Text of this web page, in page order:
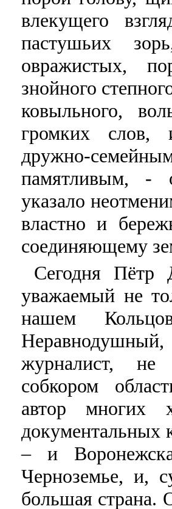
влекущего
пастушьих
овражистых,
знойного
ковыльного,
громких слов,
дружно-
памятливым, -
указало
властно и
соединяющему
Сегодня Пётр
уважаемый не
нашем
журналист, не
собкором
автор многих
документальных
– и
Черноземье, и,
большая страна.